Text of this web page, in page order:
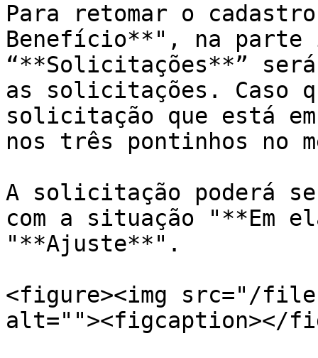
Para retomar o
Benefício**", na
“**Solicitações**”
as solicitações. Caso
solicitação que está
nos três pontinhos no
A solicitação poderá
com a situação "**Em
"**Ajuste**".
<figure><img src="/files/
alt=""><figcaption></